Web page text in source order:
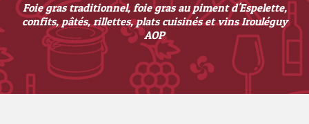
Foie gras traditionnel, foie gras au piment d'Espelette,
confits, pâtés, rillettes, plats cuisinés et vins Irouléguy
AOP